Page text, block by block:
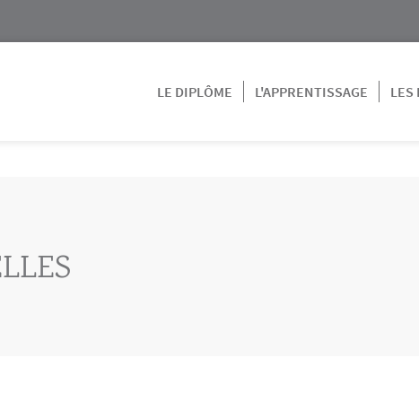
LE DIPLÔME
L'APPRENTISSAGE LES